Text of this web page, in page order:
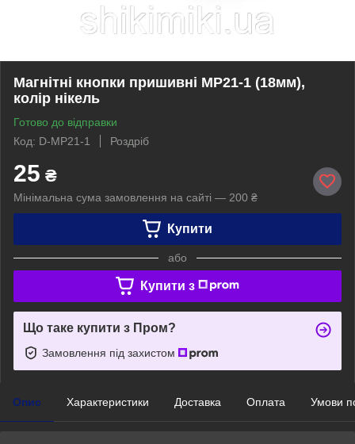
Магнітні кнопки пришивні MP21-1 (18мм),
колір нікель
Готово до відправки
Код: D-MP21-1
Роздріб
25 ₴
Мінімальна сума замовлення на сайті — 200 ₴
Купити
або
Купити з
Що таке купити з Пром?
Замовлення під захистом
Опис Характеристики Доставка Оплата Умови